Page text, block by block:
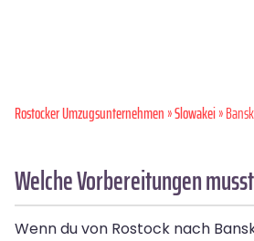
Rostocker Umzugsunternehmen»Slowakei»
Welche Vorbereitungen
Wenn du von Rostock nach